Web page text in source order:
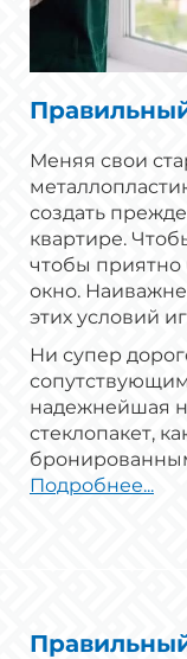
Меняя свои
создать
квартире.
чтобы приятно
окно.
этих условий
Ни супер
надежнейшая
стеклопакет,
Подробнее...